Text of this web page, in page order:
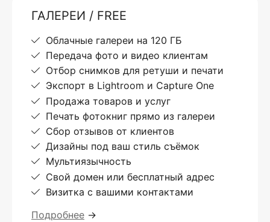
ГАЛЕРЕИ / FREE
Облачные галереи на 120 ГБ
Передача фото и видео клиентам
Отбор снимков для ретуши и печати
Экспорт в Lightroom и Capture One
Продажа товаров и услуг
Печать фотокниг прямо из галереи
Сбор отзывов от клиентов
Дизайны под ваш стиль съёмок
Мультиязычность
Свой домен или бесплатный адрес
Визитка с вашими контактами
Подробнее →